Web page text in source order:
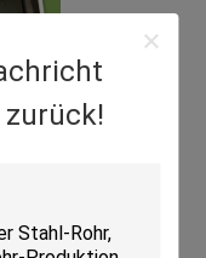
und erfahrene
zu produzieren,
unsere Firma sind nur
die
der großen Menge zu
um erfahrene
Sie sind erhalten nicht
erfuhr Technologie von